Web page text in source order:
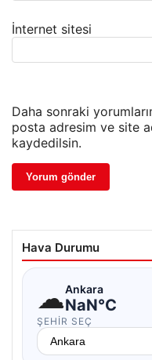
İnternet sitesi
Daha sonraki
posta adresim ve site
kaydedilsin.
Hava Durumu
☁Ankara
NaN°C
ŞEHIR SEÇ